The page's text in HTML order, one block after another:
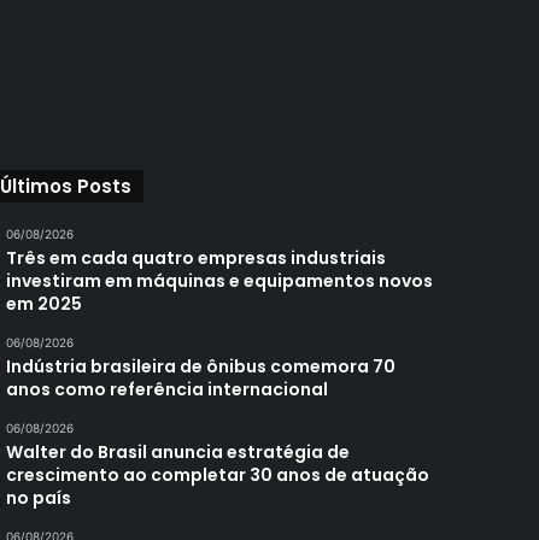
Últimos Posts
06/08/2026
Três em cada quatro empresas industriais
investiram em máquinas e equipamentos novos
em 2025
06/08/2026
Indústria brasileira de ônibus comemora 70
anos como referência internacional
06/08/2026
Walter do Brasil anuncia estratégia de
crescimento ao completar 30 anos de atuação
no país
06/08/2026